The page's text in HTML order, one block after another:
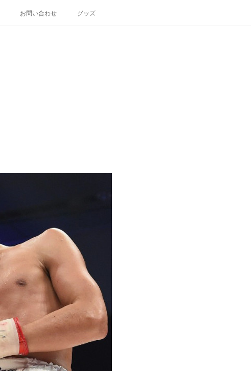
お問い合わせ グッズ